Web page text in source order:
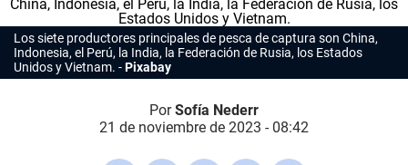
Los siete productores principales de pesca de captura son China,
Indonesia, el Perú, la India, la Federación de Rusia, los Estados
Unidos y Vietnam.
Pixabay
PorSofía Nederr
21 de noviembre de 2023 - 08:42